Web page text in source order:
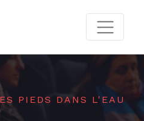
PIEDS DANS L'EAU